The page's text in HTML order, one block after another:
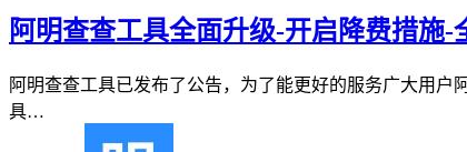
阿明查查工具全面升级-开启降费措施-
阿明查查工具已发布了公告，为了能更好的服务广大用
具…